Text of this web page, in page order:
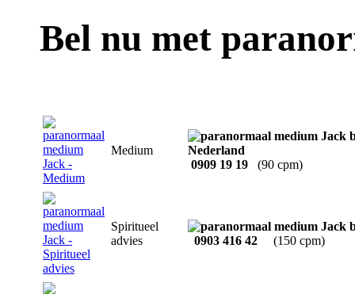
Bel nu met
Medium
0909 19 19
(90 cpm)
Spiritueel
advies
0903 416 42 (150 cpm)